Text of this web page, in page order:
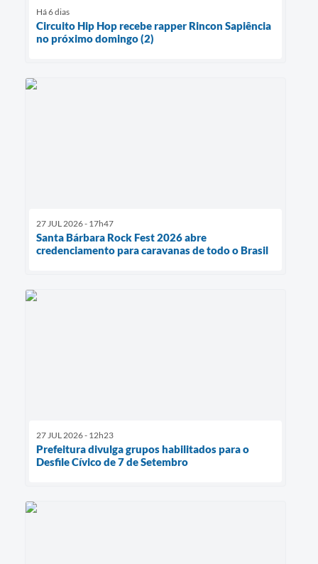
Há 6 dias
Circuito Hip Hop recebe rapper Rincon Sapiência
no próximo domingo (2)
27 JUL 2026 - 17h47
Santa Bárbara Rock Fest 2026 abre
credenciamento para caravanas de todo o Brasil
27 JUL 2026 - 12h23
Prefeitura divulga grupos habilitados para o
Desfile Cívico de 7 de Setembro